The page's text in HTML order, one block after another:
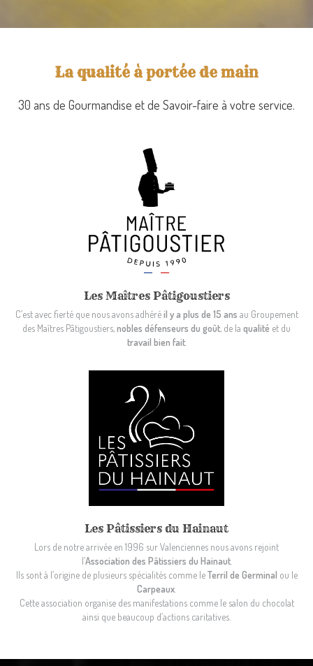
La qualité à portée de main
30 ans de Gourmandise et de Savoir-faire à votre service.
Les Maîtres Pâtigoustiers
C’est avec fierté que nous avons adhéréil y a plus de 15 ans au Groupement
des Maîtres Pâtigoustiers,nobles défenseurs du goût, de la qualité et du
travail bien fait.
Les Pâtissiers du Hainaut
Lors de notre arrivée en 1996 sur Valenciennes nous avons rejoint
l’Association des Pâtissiers du Hainaut.
Ils sont à l’origine de plusieurs spécialités comme leTerril de Germinal ou le
Carpeaux
Cette association organise des manifestations comme le salon du chocolat
ainsi que beaucoup d’actions caritatives.